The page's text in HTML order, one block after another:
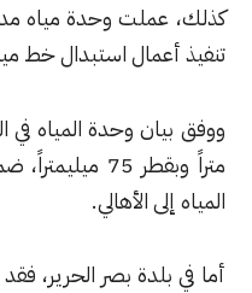
وحدة مياه مدينة نوى
استبدال خط مياه تالف في
متراً وبقطر 75 ميليمتراً،
الأهالي.
بصر الحرير، فقد باشر